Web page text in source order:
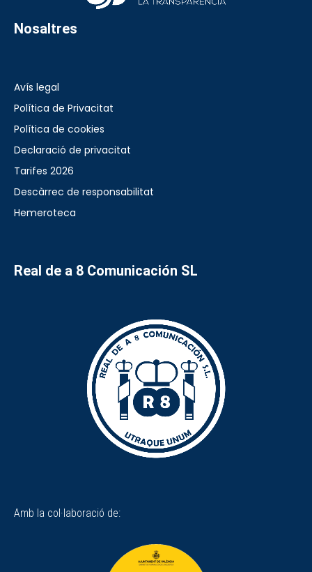
Nosaltres
Avís legal
Política de Privacitat
Política de cookies
Declaració de privacitat
Tarifes 2026
Descàrrec de responsabilitat
Hemeroteca
Real de a 8 Comunicación SL
Amb la col·laboració de: